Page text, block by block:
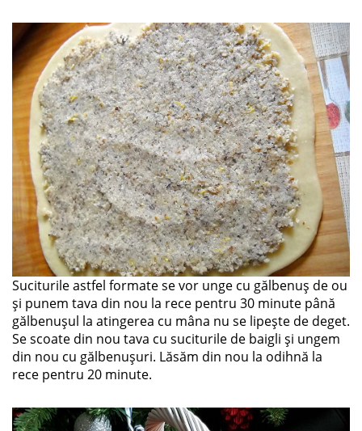
Suciturile astfel formate se vor unge cu gălbenuș de ou
și punem tava din nou la rece pentru 30 minute până
gălbenușul la atingerea cu mâna nu se lipește de deget.
Se scoate din nou tava cu suciturile de baigli și ungem
din nou cu gălbenușuri. Lăsăm din nou la odihnă la
rece pentru 20 minute.